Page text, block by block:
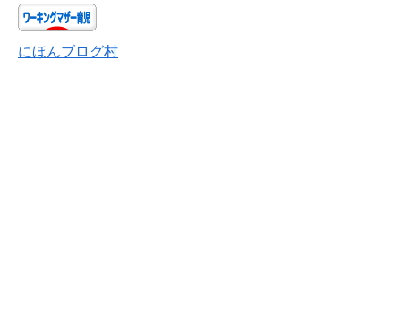
にほんブログ村